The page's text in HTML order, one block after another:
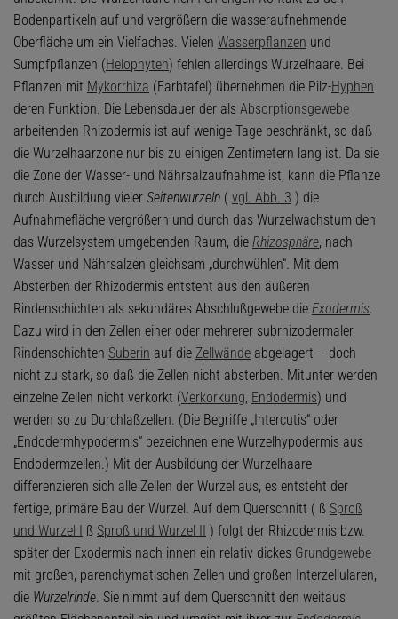
Bodenpartikeln auf und vergrößern die wasseraufnehmende
Oberfläche um ein Vielfaches. Vielen Wasserpflanzen und
Sumpfpflanzen (Helophyten) fehlen allerdings Wurzelhaare. Bei
Pflanzen mit Mykorrhiza (Farbtafel) übernehmen die Pilz-Hyphen
deren Funktion. Die Lebensdauer der als Absorptionsgewebe
arbeitenden Rhizodermis ist auf wenige Tage beschränkt, so daß
die Wurzelhaarzone nur bis zu einigen Zentimetern lang ist. Da sie
die Zone der Wasser- und Nährsalzaufnahme ist, kann die Pflanze
durch Ausbildung vieler Seitenwurzeln ( vgl. Abb. 3 ) die
Aufnahmefläche vergrößern und durch das Wurzelwachstum den
das Wurzelsystem umgebenden Raum, die Rhizosphäre, nach
Wasser und Nährsalzen gleichsam „durchwühlen“. Mit dem
Absterben der Rhizodermis entsteht aus den äußeren
Rindenschichten als sekundäres Abschlußgewebe die Exodermis.
Dazu wird in den Zellen einer oder mehrerer subrhizodermaler
Rindenschichten Suberin auf die Zellwände abgelagert – doch
nicht zu stark, so daß die Zellen nicht absterben. Mitunter werden
einzelne Zellen nicht verkorkt (Verkorkung, Endodermis) und
werden so zu Durchlaßzellen. (Die Begriffe „Intercutis“ oder
„Endodermhypodermis“ bezeichnen eine Wurzelhypodermis aus
Endodermzellen.) Mit der Ausbildung der Wurzelhaare
differenzieren sich alle Zellen der Wurzel aus, es entsteht der
fertige, primäre Bau der Wurzel. Auf dem Querschnitt ( ß Sproß
und Wurzel I ß Sproß und Wurzel II ) folgt der Rhizodermis bzw.
später der Exodermis nach innen ein relativ dickes Grundgewebe
mit großen, parenchymatischen Zellen und großen Interzellularen,
die Wurzelrinde. Sie nimmt auf dem Querschnitt den weitaus